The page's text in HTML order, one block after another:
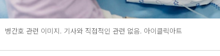
병간호 관련 이미지. 기사와 직접적인 관련 없음. 아이클릭아트